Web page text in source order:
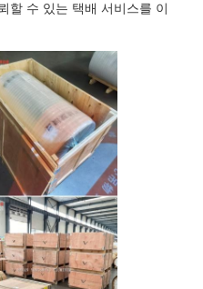
할 수 있는 택배 서비스를 이